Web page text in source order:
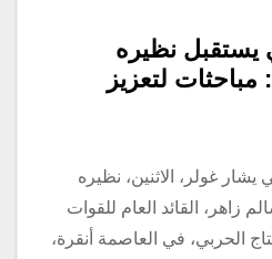
يستقبل نظيره
لتعزيز
يشار غولر، الاثنين، نظيره
زاهر، القائد العام للقوات
الحربي، في العاصمة أنقرة،